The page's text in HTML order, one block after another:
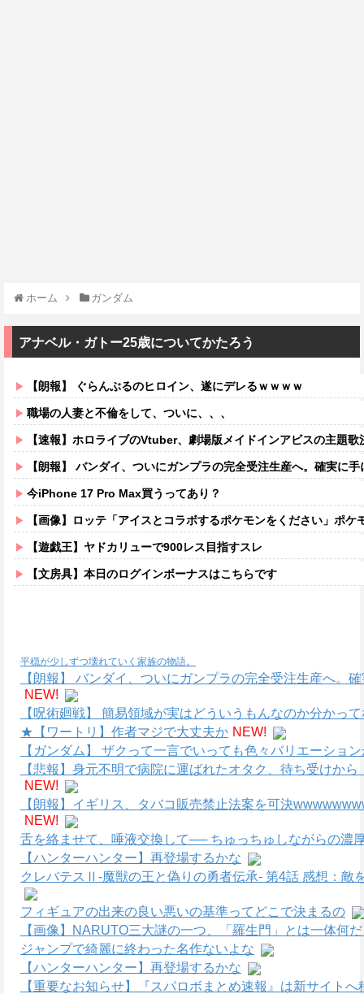
ホーム ガンダム
アナベル・ガトー25歳についてかたろう
【朗報】 ぐらんぶるのヒロイン、遂にデレるｗｗｗｗ
職場の人妻と不倫をして、ついに、、、
【速報】ホロライブのVtuber、劇場版メイドインアビスの主題
【朗報】 バンダイ、ついにガンプラの完全受注生産へ。確実に
今iPhone 17 Pro Max買うってあり？
【画像】ロッテ「アイスとコラボするポケモンをください」ポケモ
【遊戯王】ヤドカリューで900レス目指すスレ
【文房具】本日のログインボーナスはこちらです
平穏が少しずつ壊れていく家族の物語。
【朗報】 バンダイ、ついにガンプラの完全受注生産へ。
NEW!
【呪術廻戦】 簡易領域が実はどういうもんなのか分かっ
★【ワートリ】作者マジで大丈夫か NEW!
【ガンダム】 ザクって一言でいっても色々バリエーショ
【悲報】身元不明で病院に運ばれたオタク、待ち受けか
NEW!
【朗報】イギリス、タバコ販売禁止法案を可決
NEW!
舌を絡ませて、唾液交換して── ちゅっちゅしながらの濃
【ハンターハンター】再登場するかな
クレバテスⅡ-魔獣の王と偽りの勇者伝承- 第4話 感想：敵
フィギュアの出来の良い悪いの基準ってどこで決まるの
【画像】NARUTO三大謎の一つ、「羅生門」とは一体何
ジャンプで綺麗に終わった名作ないよな
【ハンターハンター】再登場するかな
【重要なお知らせ】『スパロボまとめ速報』は新サイトへ